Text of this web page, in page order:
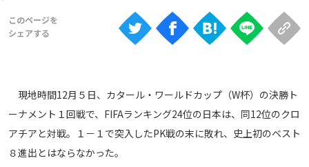
ABEMAの視聴について
Android
TV
現地時間12月５日、カタール・ワールドカップ（W杯）の決勝ト
ーナメント１回戦で、FIFAランキング24位の日本は、同12位のクロ
アチアと対戦。１－１で突入したPK戦の末に敗れ、史上初のベスト
８進出とはならなかった。